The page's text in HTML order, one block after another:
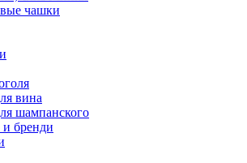
чашки
вина
шампанского
и бренди